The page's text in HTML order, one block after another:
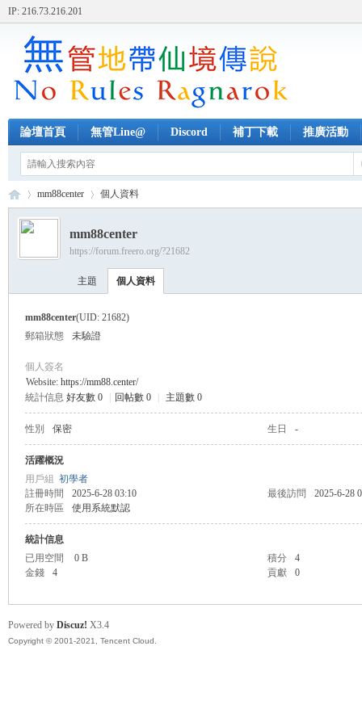
IP: 216.73.216.201
論壇首頁 無管Line@ Discord 補丁下載 推廣活動
›
mm88center 個人資料
mm88center
https://forum.freero.org/?21682
主題 個人資料
mm88center(UID: 21682)
郵箱狀態
未驗證
個人簽名
Website: https://mm88.center/
統計信息 好友數 0 回帖數 0 主題數 0
性別 保密 生日 -
活躍概況
用戶組 初學者
註冊時間
2025-6-28 03:10 最後訪問
2025-6-28
所在時區
使用系統默認
統計信息
已用空間
0 B 積分
4
金錢
4 貢獻 0
Powered by Discuz! X3.4
Copyright © 2001-2021, Tencent Cloud.